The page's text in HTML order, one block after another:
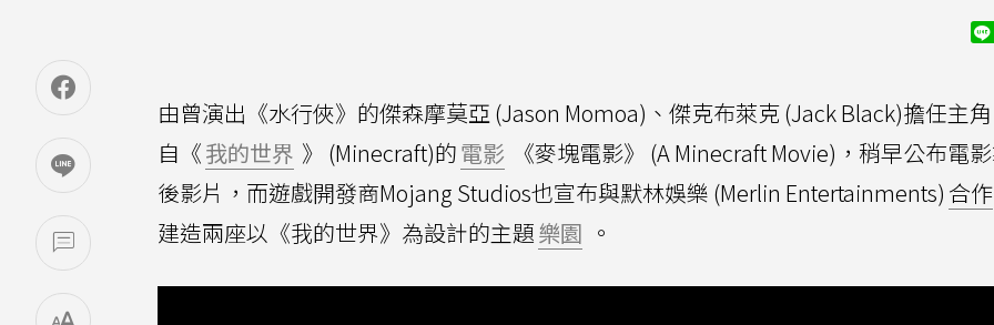
由曾演出《水行俠》的傑森摩莫亞 (Jason Momoa)、傑克布萊克 (Jack Black)擔任主
自《我的世界 》 (Minecraft)的電影
《麥塊電影》 (A Minecraft Movie)，稍早公布電
後影片，而遊戲開發商Mojang Studios也宣布與默林娛樂 (Merlin Entertainments) 合作
建造兩座以《我的世界》為設計的主題樂園 。